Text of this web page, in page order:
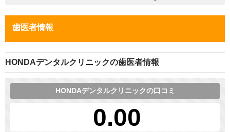
歯医者情報
HONDAデンタルクリニックの歯医者情報
HONDAデンタルクリニックの口コミ
0.00